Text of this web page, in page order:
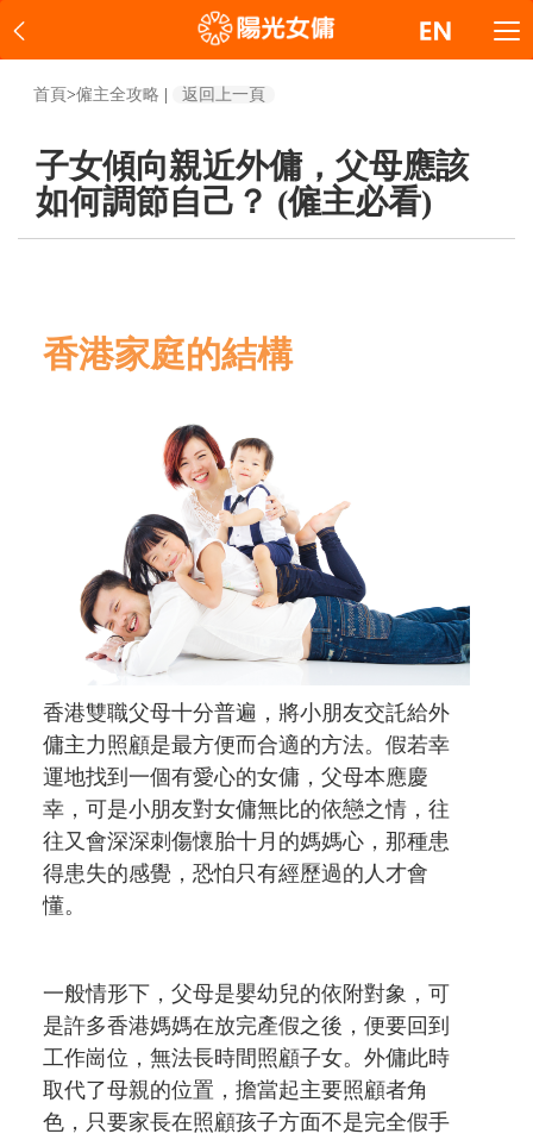
首頁>僱主全攻略 返回上一頁
子女傾向親近外傭，父母應該
如何調節自己？ (僱主必看)
香港家庭的結構
香港雙職父母十分普遍，將小朋友交託給外
傭主力照顧是最方便而合適的方法。假若幸
運地找到一個有愛心的女傭，父母本應慶
幸，可是小朋友對女傭無比的依戀之情，往
往又會深深刺傷懷胎十月的媽媽心，那種患
得患失的感覺，恐怕只有經歷過的人才會
懂。
一般情形下，父母是嬰幼兒的依附對象，可
是許多香港媽媽在放完產假之後，便要回到
工作崗位，無法長時間照顧子女。外傭此時
取代了母親的位置，擔當起主要照顧者角
色，只要家長在照顧孩子方面不是完全假手